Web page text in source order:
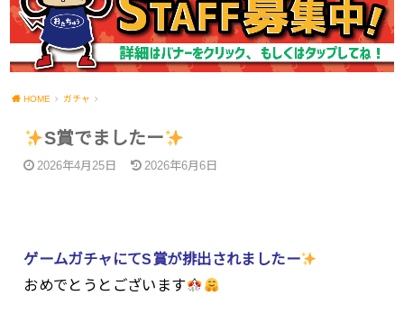
HOME ガチャ
S賞でましたー
2026年4月25日 2026年6月6日
ゲームガチャにてS賞が排出されましたー
おめでとうとございます